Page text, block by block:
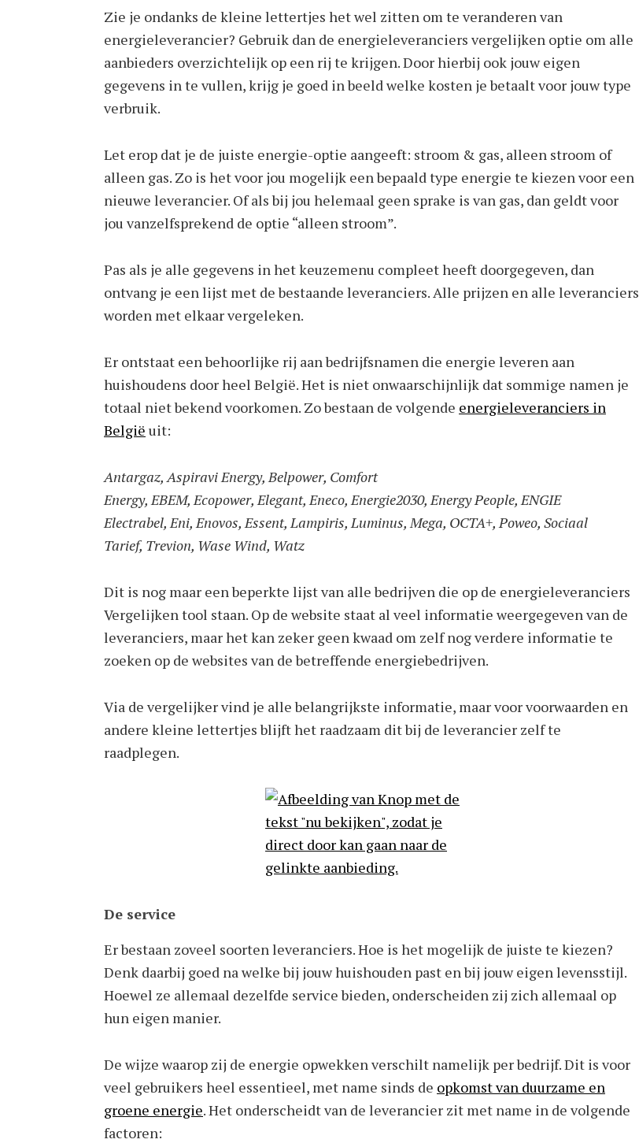
Zie je ondanks de kleine lettertjes het wel zitten om te veranderen van
energieleverancier? Gebruik dan de energieleveranciers vergelijken optie om alle
aanbieders overzichtelijk op een rij te krijgen. Door hierbij ook jouw eigen
gegevens in te vullen, krijg je goed in beeld welke kosten je betaalt voor jouw type
verbruik.
Let erop dat je de juiste energie-optie aangeeft: stroom & gas, alleen stroom of
alleen gas. Zo is het voor jou mogelijk een bepaald type energie te kiezen voor een
nieuwe leverancier. Of als bij jou helemaal geen sprake is van gas, dan geldt voor
jou vanzelfsprekend de optie “alleen stroom”.
Pas als je alle gegevens in het keuzemenu compleet heeft doorgegeven, dan
ontvang je een lijst met de bestaande leveranciers. Alle prijzen en alle leveranciers
worden met elkaar vergeleken.
Er ontstaat een behoorlijke rij aan bedrijfsnamen die energie leveren aan
huishoudens door heel België. Het is niet onwaarschijnlijk dat sommige namen je
totaal niet bekend voorkomen. Zo bestaan de volgende energieleveranciers in
België uit:
Antargaz, Aspiravi Energy, Belpower, Comfort
Energy, EBEM, Ecopower, Elegant, Eneco, Energie2030, Energy People, ENGIE
Electrabel, Eni, Enovos, Essent, Lampiris, Luminus, Mega, OCTA+, Poweo, Sociaal
Tarief, Trevion, Wase Wind, Watz
Dit is nog maar een beperkte lijst van alle bedrijven die op de energieleveranciers
Vergelijken tool staan. Op de website staat al veel informatie weergegeven van de
leveranciers, maar het kan zeker geen kwaad om zelf nog verdere informatie te
zoeken op de websites van de betreffende energiebedrijven.
Via de vergelijker vind je alle belangrijkste informatie, maar voor voorwaarden en
andere kleine lettertjes blijft het raadzaam dit bij de leverancier zelf te
raadplegen.
De service
Er bestaan zoveel soorten leveranciers. Hoe is het mogelijk de juiste te kiezen?
Denk daarbij goed na welke bij jouw huishouden past en bij jouw eigen levensstijl.
Hoewel ze allemaal dezelfde service bieden, onderscheiden zij zich allemaal op
hun eigen manier.
De wijze waarop zij de energie opwekken verschilt namelijk per bedrijf. Dit is voor
veel gebruikers heel essentieel, met name sinds de opkomst van duurzame en
groene energie. Het onderscheidt van de leverancier zit met name in de volgende
factoren: